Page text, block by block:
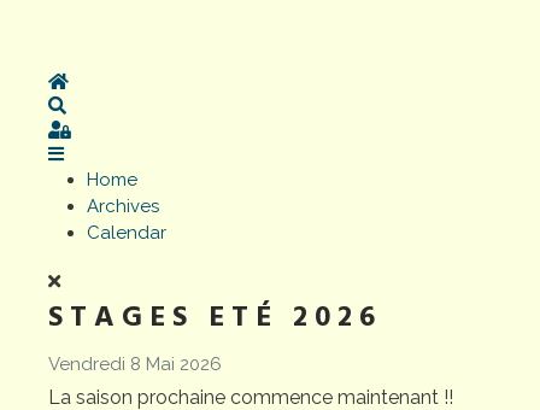
Home
Sign In
Home
Archives
Calendar
STAGES ETÉ 2026
Vendredi 8 Mai 2026
La saison prochaine commence maintenant !!